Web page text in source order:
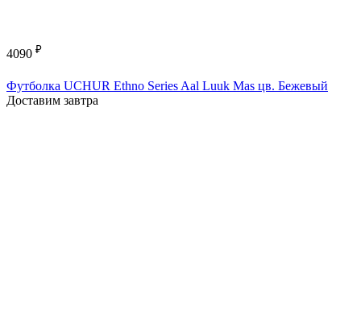
4090 ₽
Футболка UCHUR Ethno Series Aal Luuk Mas цв. Бежевый
Доставим завтра